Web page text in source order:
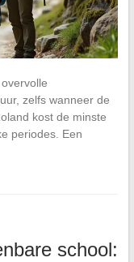
zelfs wanneer de
kost de minste
periodes. Een
school: